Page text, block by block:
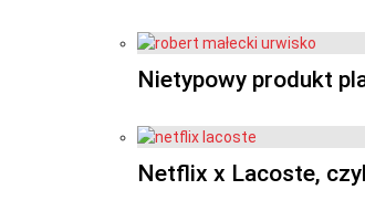
Nietypowy produkt
Netflix x Lacoste,